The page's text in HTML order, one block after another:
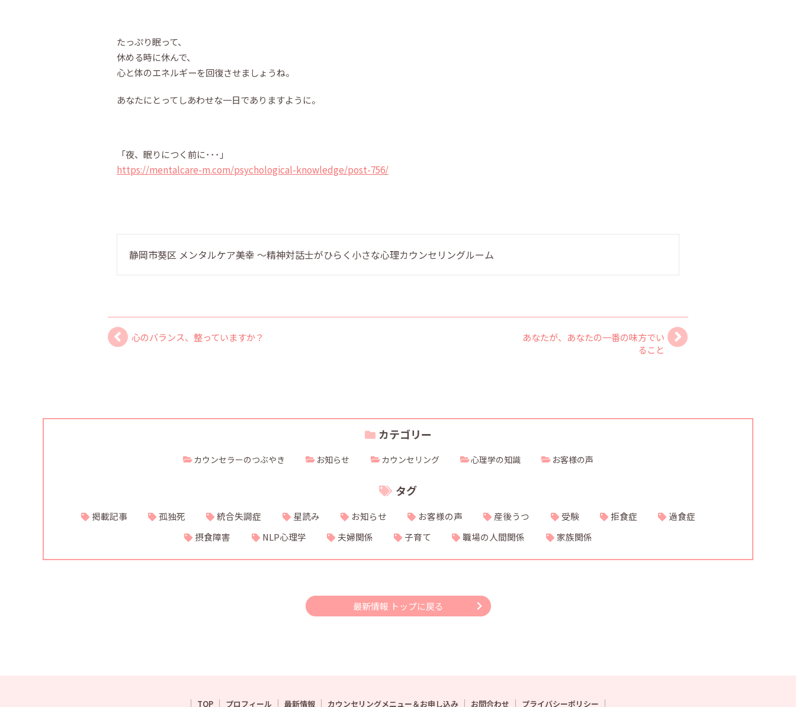
たっぷり眠って、
休める時に休んで、
心と体のエネルギーを回復させましょうね。
あなたにとってしあわせな一日でありますように。
「夜、眠りにつく前に･･･」
https://mentalcare-m.com/psychological-knowledge/post-756/
静岡市葵区 メンタルケア美幸 〜精神対話士がひらく小さな心理カウンセリングルーム
心のバランス、整っていますか？
あなたが、あなたの一番の味方でい
ること
カテゴリー
カウンセラーのつぶやき お知らせ カウンセリング 心理学の知識 お客様の声
タグ
掲載記事 孤独死 統合失調症 星読み お知らせ お客様の声 産後うつ 受験 拒食症
過食症
摂食障害
NLP心理学 夫婦関係 子育て 職場の人間関係 家族関係
最新情報 トップに戻る
TOP プロフィール 最新情報 カウンセリングメニュー＆お申し込み お問合わせ プライバシーポリシー